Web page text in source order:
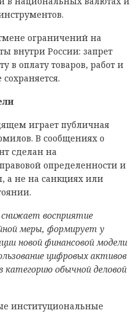
ограничений на
внутри России: запрет
в оплату товаров, работ и
играет публичная
В сообщениях о
сделан на
определенности и
а не на санкциях или
восприятие
меры, формирует у
новой финансовой модели
цифровых активов
категорию обычной деловой
институциональные